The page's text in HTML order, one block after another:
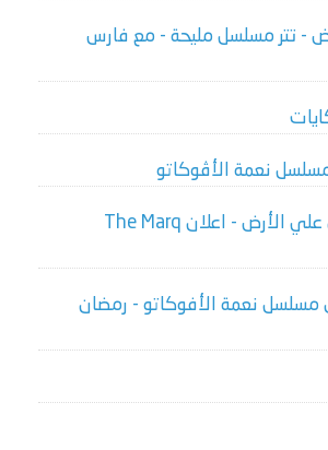
- تتر مسلسل مليحة - مع فارس
نعمة الأڤوكاتو
احلي مكان علي الأرض - اعلان The Marq
مسلسل نعمة الأفوكاتو - رمضان